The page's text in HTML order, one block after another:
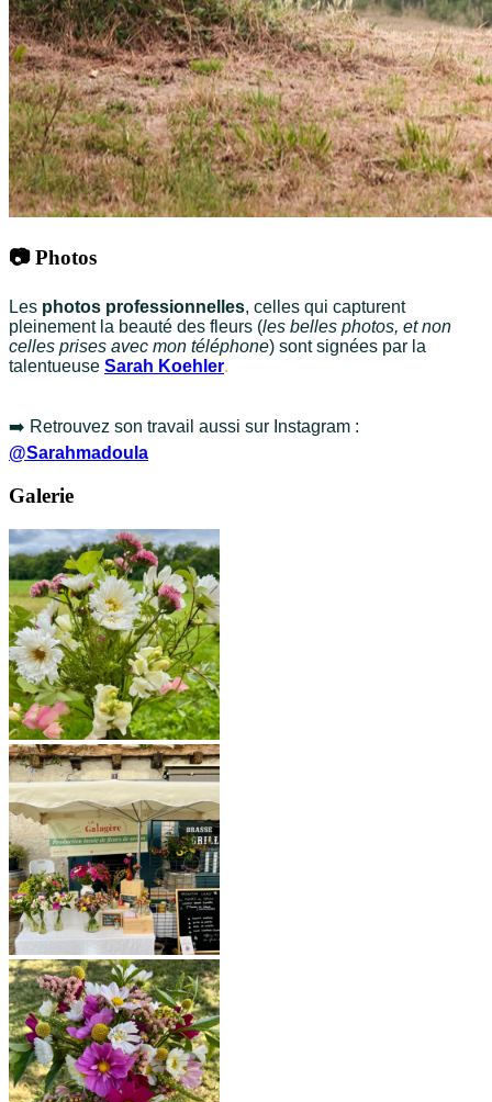
📷 Photos
Les photos professionnelles, celles qui capturent
pleinement la beauté des fleurs (les belles photos, et non
celles prises avec mon téléphone) sont signées par la
talentueuse Sarah Koehler.
➡️ Retrouvez son travail aussi sur Instagram :
@Sarahmadoula
Galerie